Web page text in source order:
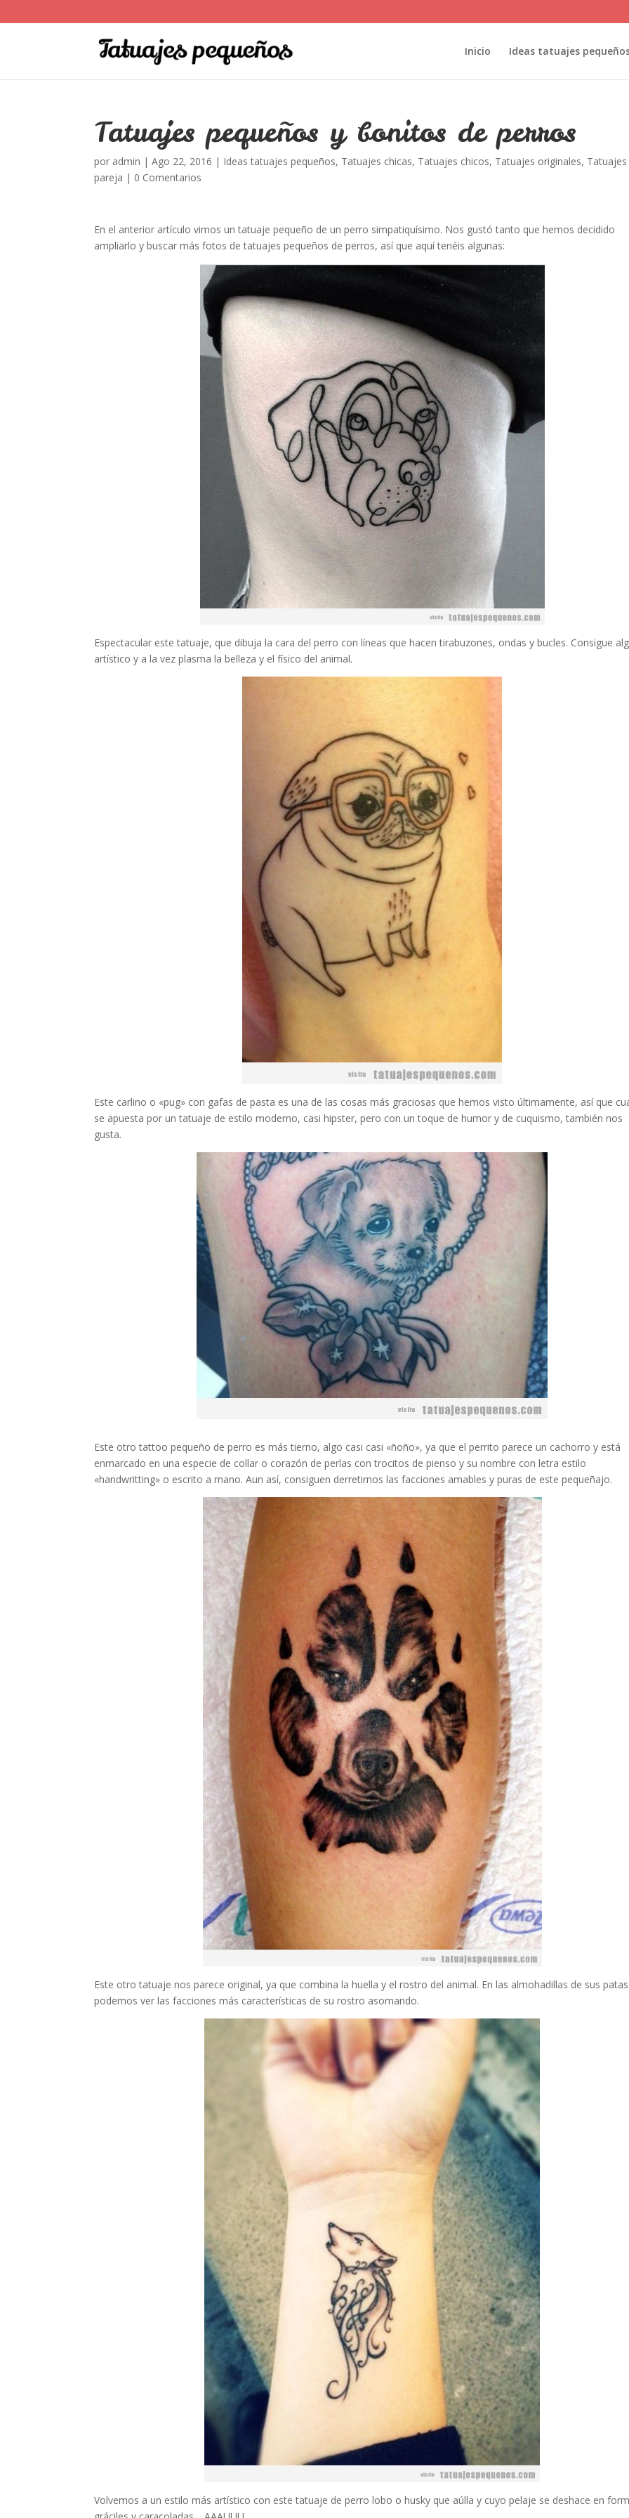
Inicio Ideas tatuajes
Tatuajes pequeños y bonitos de perros
por admin |Ago 22, 2016 | Ideas tatuajes pequeños, Tatuajes chicas, Tatuajes chicos, Tatuajes originales, Tatuajes
pareja | 0 Comentarios
En el anterior artículo vimos un tatuaje pequeño de un perro simpatiquísimo. Nos gustó tanto que hemos decidido
ampliarlo y buscar más fotos de tatuajes pequeños de perros, así que aquí tenéis algunas:
Espectacular este tatuaje, que dibuja la cara del perro con líneas que hacen tirabuzones, ondas y bucles. Consigue
artístico y a la vez plasma la belleza y el físico del animal.
Este carlino o «pug» con gafas de pasta es una de las cosas más graciosas que hemos visto últimamente, así que
se apuesta por un tatuaje de estilo moderno, casi hipster, pero con un toque de humor y de cuquismo, también nos
gusta.
Este otro tattoo pequeño de perro es más tierno, algo casi casi «ñoño», ya que el perrito parece un cachorro y está
enmarcado en una especie de collar o corazón de perlas con trocitos de pienso y su nombre con letra estilo
«handwritting» o escrito a mano. Aun así, consiguen derretirnos las facciones amables y puras de este pequeñajo.
Este otro tatuaje nos parece original, ya que combina la huella y el rostro del animal. En las almohadillas de sus patas
podemos ver las facciones más características de su rostro asomando.
Volvemos a un estilo más artístico con este tatuaje de perro lobo o husky que aúlla y cuyo pelaje se deshace en